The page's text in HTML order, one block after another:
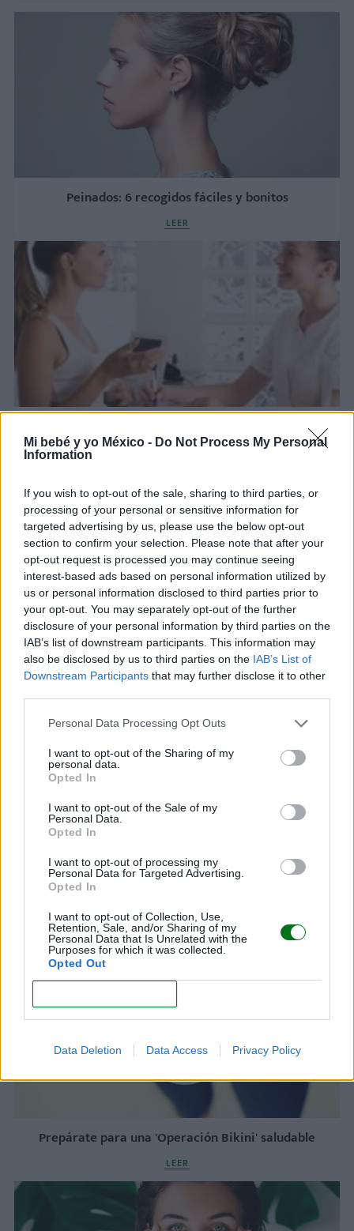
Mi bebé y yo México - Do Not Process My Personal
Information
If you wish to opt-out of the sale, sharing to third parties, or
processing of your personal or sensitive information for
targeted advertising by us, please use the below opt-out
section to confirm your selection. Please note that after your
opt-out request is processed you may continue seeing
interest-based ads based on personal information utilized by
us or personal information disclosed to third parties prior to
your opt-out. You may separately opt-out of the further
disclosure of your personal information by third parties on the
IAB’s list of downstream participants. This information may
also be disclosed by us to third parties on the IAB’s List of
Downstream Participants that may further disclose it to other
Personal Data Processing Opt Outs
I want to opt-out of the Sharing of my
personal data.
Opted In
I want to opt-out of the Sale of my
Personal Data.
Opted In
I want to opt-out of processing my
Personal Data for Targeted Advertising.
Opted In
I want to opt-out of Collection, Use,
Retention, Sale, and/or Sharing of my
Personal Data that Is Unrelated with the
Purposes for which it was collected.
Opted Out
Data Deletion Data Access Privacy Policy
Peinados: 6 recogidos fáciles y bonitos
LEER
'Nail art' otoñal: manicures para triunfar
Cabello corto y 'chic': ¡renueva tu 'look'!
LEER
Prepárate para una 'Operación Bikini' saludable
LEER